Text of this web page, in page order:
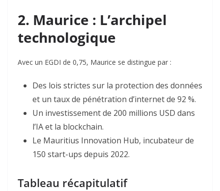
2. Maurice : L’archipel
technologique
Avec un EGDI de 0,75, Maurice se distingue par :
Des lois strictes sur la protection des données
et un taux de pénétration d’internet de 92 %.
Un investissement de 200 millions USD dans
l’IA et la blockchain.
Le Mauritius Innovation Hub, incubateur de
150 start-ups depuis 2022.
Tableau récapitulatif